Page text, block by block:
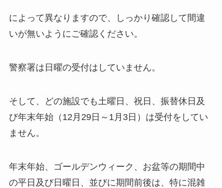
によって異なりますので、しっかり確認して間違
いが無いようにご確認ください。
警察署は日曜の受付はしていません。
そして、どの施設でも土曜日、祝日、振替休日及
び年末年始（12月29日～1月3日）は受付をしてい
ません。
年末年始、ゴールデンウィーク、お盆等の期間中
の平日及び日曜日、並びに期間前後は、特に混雑